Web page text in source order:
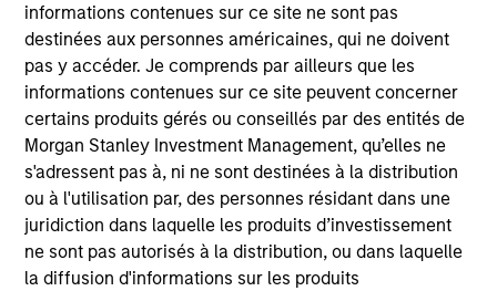
informations contenues sur ce site ne sont pas
destinées aux personnes américaines, qui ne doivent
pas y accéder. Je comprends par ailleurs que les
informations contenues sur ce site peuvent concerner
certains produits gérés ou conseillés par des entités de
Morgan Stanley Investment Management, qu’elles ne
s'adressent pas à, ni ne sont destinées à la distribution
ou à l'utilisation par, des personnes résidant dans une
juridiction dans laquelle les produits d’investissement
ne sont pas autorisés à la distribution, ou dans laquelle
la diffusion d'informations sur les produits
Differentiators
1